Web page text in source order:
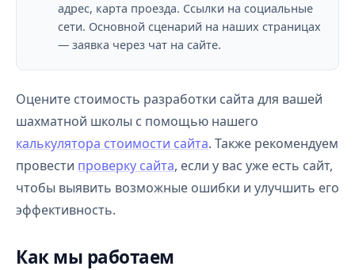
адрес, карта проезда. Ссылки на социальные
сети. Основной сценарий на наших страницах
— заявка через чат на сайте.
Оцените стоимость разработки сайта для вашей
шахматной школы с помощью нашего
калькулятора стоимости сайта. Также рекомендуем
провести проверку сайта, если у вас уже есть сайт,
чтобы выявить возможные ошибки и улучшить его
эффективность.
Как мы работаем